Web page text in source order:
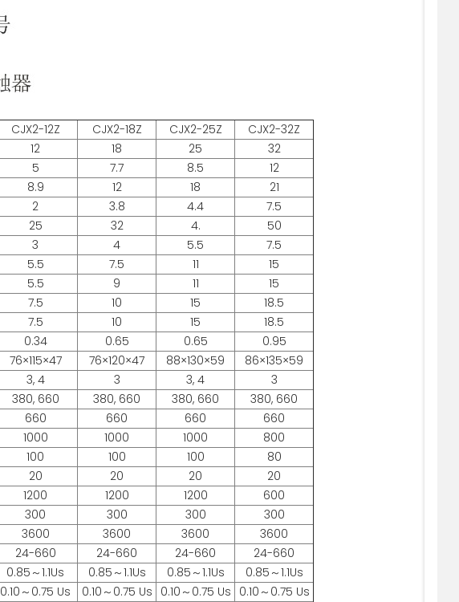
CJX2-12Z CJX2-18Z CJX2-25Z CJX2-32Z
12 18 25
32
5 7.7 8.5
12
8.9 12 18
21
2 3.8 4.4
7.5
25 32 4. 50
3 4 5.5
7.5
5.5 7.5 11
15
5.5 9 11
15
7.5 10 15
18.5
7.5 10 15
18.5
0.34 0.65 0.65
0.95
76×115×47 76×120×47 88×130×59
86×135×59
3, 4 3 3, 4
3
380, 660 380, 660 380, 660
380, 660
660 660 660
660
1000 1000 1000
800
100 100 100
80
20 20 20 20
1200 1200 1200
600
300 300 300
300
3600 3600 3600
3600
24-660 24-660 24-660
24-660
0.85～1.1Us 0.85～1.1Us 0.85～1.1Us
0.85～1.1Us
0.10～0.75 Us 0.10～0.75 Us 0.10～0.75 Us 0.10～0.75 Us